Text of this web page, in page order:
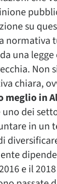
su
normativa
una legge
Non
chiara,
meglio in
dei
in un
e il